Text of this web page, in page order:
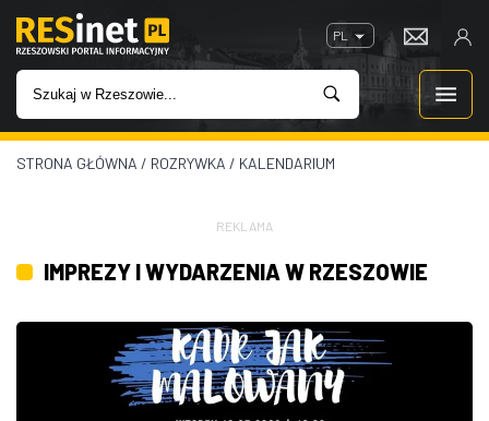
PL
WIADOMOŚCI
IMPREZY
ROZRYWKA
STRONA GŁÓWNA / ROZRYWKA / KALENDARIUM
REKLAMA
IMPREZY I WYDARZENIA W RZESZOWIE